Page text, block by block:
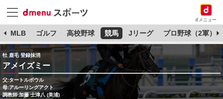
dメニュー
MLB ゴルフ 高校野球 競馬 Jリーグ プロ野球（2軍）
牡 鹿毛 登録抹消
アメイズミー
父:タートルボウル
母:アルーリングアクト
調教師:加藤 士津八 (美浦)